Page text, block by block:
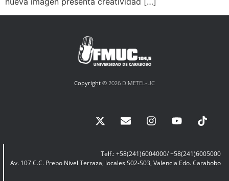
Copyright © 2026 DIMETEL-UC
Telf.: +58(241)6004000/ +58(241)6005000
Av. 107 C.C. Prebo Nivel Terraza, locales S02-S03, Valencia Edo. Carabobo